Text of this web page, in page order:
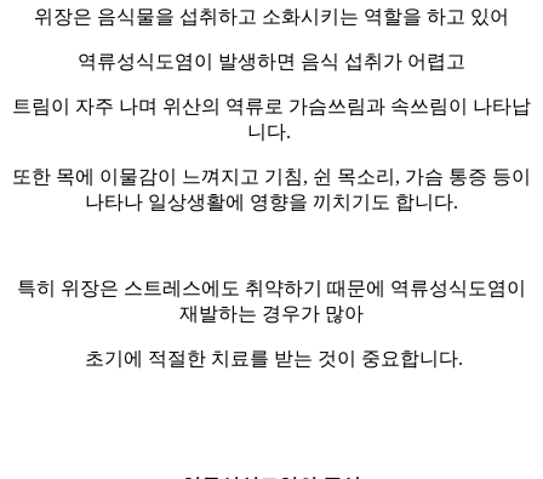
위장은 음식물을 섭취하고 소화시키는 역할을 하고 있어
역류성식도염이 발생하면 음식 섭취가 어렵고
트림이 자주 나며 위산의 역류로 가슴쓰림과 속쓰림이 나타납
니다.
또한 목에 이물감이 느껴지고 기침, 쉰 목소리, 가슴 통증 등이
나타나 일상생활에 영향을 끼치기도 합니다.
특히 위장은 스트레스에도 취약하기 때문에 역류성식도염이
재발하는 경우가 많아
초기에 적절한 치료를 받는 것이 중요합니다.